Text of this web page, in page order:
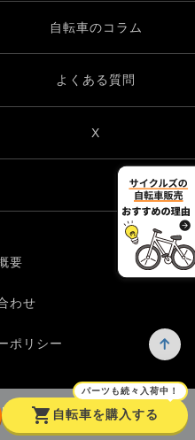
shopping_cart
パーツも続々入荷中！
自転車を購入する
自転車のコラム
よくある質問
X
要
わせ
ポリシー
Co., Ltd.